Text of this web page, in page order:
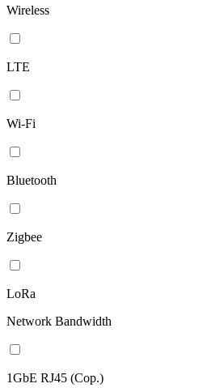
Wireless
LTE
Wi-Fi
Bluetooth
Zigbee
LoRa
Network Bandwidth
1GbE RJ45 (Cop.)